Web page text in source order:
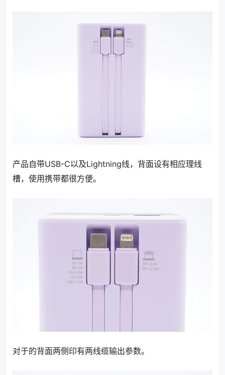
产品自带USB-C以及Lightning线，背面设有相应理线
槽，使用携带都很方便。
对于的背面两侧印有两线缆输出参数。